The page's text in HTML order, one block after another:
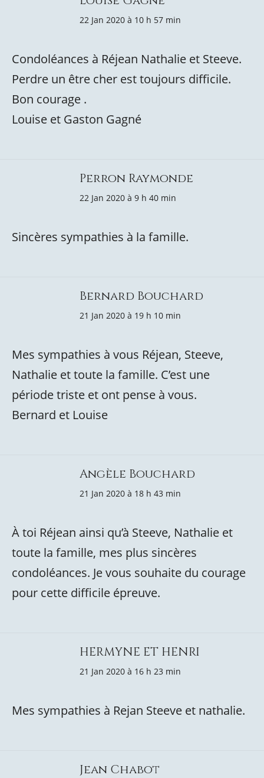
22 Jan 2020 à 10 h 57 min
Condoléances à Réjean Nathalie et Steeve.
Perdre un être cher est toujours difficile.
Bon courage .
Louise et Gaston Gagné
Perron Raymonde
22 Jan 2020 à 9 h 40 min
Sincères sympathies à la famille.
Bernard Bouchard
21 Jan 2020 à 19 h 10 min
Mes sympathies à vous Réjean, Steeve,
Nathalie et toute la famille. C’est une
période triste et ont pense à vous.
Bernard et Louise
Angèle Bouchard
21 Jan 2020 à 18 h 43 min
À toi Réjean ainsi qu’à Steeve, Nathalie et
toute la famille, mes plus sincères
condoléances. Je vous souhaite du courage
pour cette difficile épreuve.
HERMYNE ET HENRI
21 Jan 2020 à 16 h 23 min
Mes sympathies à Rejan Steeve et nathalie.
Jean Chabot